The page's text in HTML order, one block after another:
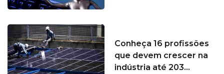
Conheça 16 profissões
que devem crescer na
indústria até 203...